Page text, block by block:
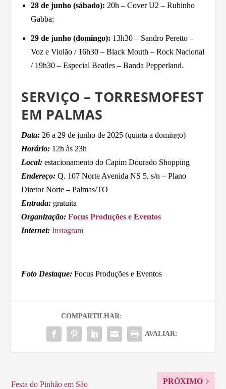
28 de junho (sábado): 20h – Cover U2 – Rubinho
Gabba;
29 de junho (domingo): 13h30 – Sandro Peretto –
Voz e Violão / 16h30 – Black Mouth – Rock Nacional
/ 19h30 – Especial Beatles – Banda Pepperland.
SERVIÇO – TORRESMOFEST
EM PALMAS
Data: 26 a 29 de junho de 2025 (quinta a domingo)
Horário: 12h às 23h
Local:estacionamento do Capim Dourado Shopping
Endereço: Q. 107 Norte Avenida NS 5, s/n – Plano
Diretor Norte – Palmas/TO
Entrada: gratuita
Organização: Focus Produções e Eventos
Internet: Instagram
Foto Destaque: Focus Produções e Eventos
COMPARTILHAR:
AVALIAR:
Festa do Pinhão em São
PRÓXIMO